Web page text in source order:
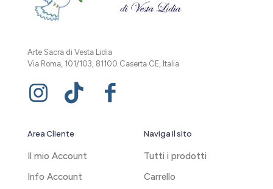
Arte Sacra di Vesta Lidia
Via Roma, 101/103, 81100 Caserta CE, Italia
Area Cliente
Il mio Account
Info Account
Naviga il sito
Tutti i prodotti
Carrello